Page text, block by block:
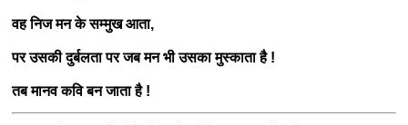
वह निज मन के सम्मुख आता,
पर उसकी दुर्बलता पर जब मन भी उसका मुस्काता है !
तब मानव कवि बन जाता है !